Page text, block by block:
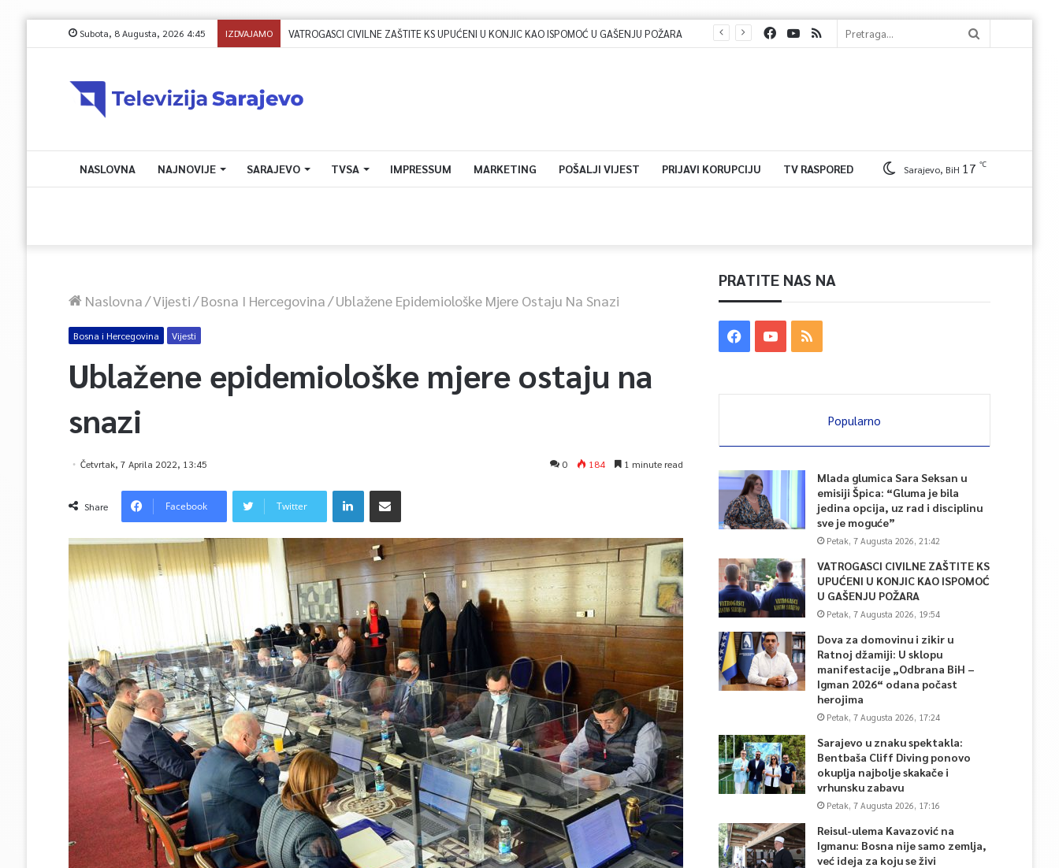
Subota, 8 Augusta, 2026 4:45 IZDVAJAMO
NASLOVNA NAJNOVIJE SARAJEVO TVSA IMPRESSUM MARKETING POŠALJI VIJEST PRIJAVI KORUPCIJU TV RASPORED Sarajevo, BiH 17 ℃
Naslovna/Vijesti/Bosna I Hercegovina/Ublažene Epidemiološke Mjere Ostaju Na Snazi
Bosna i Hercegovina Vijesti
Ublažene epidemiološke mjere ostaju na
snazi
Četvrtak, 7 Aprila 2022, 13:45 0 184 1 minute read
Share Facebook Twitter
PRATITE NAS NA
Popularno
Mlada glumica Sara Seksan u
emisiji Špica: “Gluma je bila
jedina opcija, uz rad i disciplinu
sve je moguće”
Petak, 7 Augusta 2026, 21:42
VATROGASCI CIVILNE ZAŠTITE KS
UPUĆENI U KONJIC KAO ISPOMOĆ
U GAŠENJU POŽARA
Petak, 7 Augusta 2026, 19:54
Dova za domovinu i zikir u
Ratnoj džamiji: U sklopu
manifestacije „Odbrana BiH –
Igman 2026“ odana počast
herojima
Petak, 7 Augusta 2026, 17:24
Sarajevo u znaku spektakla:
Bentbaša Cliff Diving ponovo
okuplja najbolje skakače i
vrhunsku zabavu
Petak, 7 Augusta 2026, 17:16
Reisul-ulema Kavazović na
Igmanu: Bosna nije samo zemlja,
već ideja za koju se živi